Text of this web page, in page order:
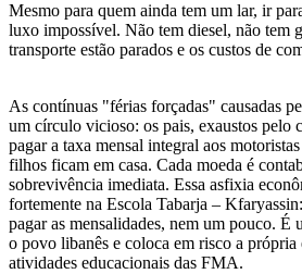
Mesmo para quem ainda tem um lar, ir
luxo impossível. Não tem diesel, não tem
transporte estão parados e os custos de
As contínuas "férias forçadas" causadas
um círculo vicioso: os pais, exaustos pelo
pagar a taxa mensal integral aos
filhos ficam em casa. Cada moeda é
sobrevivência imediata. Essa asfixia
fortemente na Escola Tabarja –
pagar as mensalidades, nem um pouco. É
o povo libanês e coloca em risco a própria
atividades educacionais das FMA.